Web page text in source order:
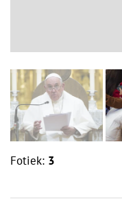
Fotiek: 3